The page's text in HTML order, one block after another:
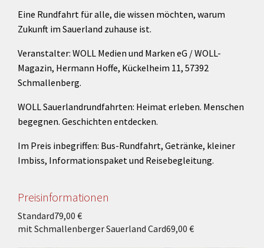
Eine Rundfahrt für alle, die wissen möchten, warum
Zukunft im Sauerland zuhause ist.
Veranstalter: WOLL Medien und Marken eG / WOLL-
Magazin, Hermann Hoffe, Kückelheim 11, 57392
Schmallenberg.
WOLL Sauerlandrundfahrten: Heimat erleben. Menschen
begegnen. Geschichten entdecken.
Im Preis inbegriffen: Bus-Rundfahrt, Getränke, kleiner
Imbiss, Informationspaket und Reisebegleitung.
Preisinformationen
Standard79,00 €
mit Schmallenberger Sauerland Card69,00 €